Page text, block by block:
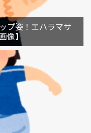
プ姿！エハラマサ
像】